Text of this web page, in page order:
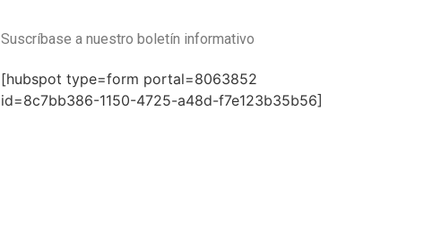
Suscríbase a nuestro boletín informativo
[hubspot type=form portal=8063852
id=8c7bb386-1150-4725-a48d-f7e123b35b56]